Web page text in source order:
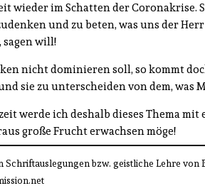
wieder im Schatten der Coronakrise.
und zu beten, was uns der
sagen will!
nicht dominieren soll, so kommt
sie zu unterscheiden von dem, was
werde ich deshalb dieses Thema
große Frucht erwachsen möge!
bzw. geistliche Lehre